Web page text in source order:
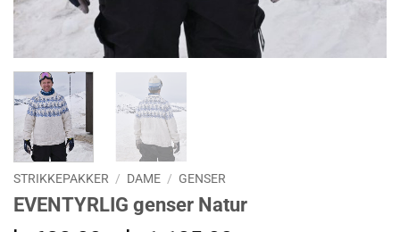
STRIKKEPAKKER / DAME / GENSER
EVENTYRLIG genser Natur